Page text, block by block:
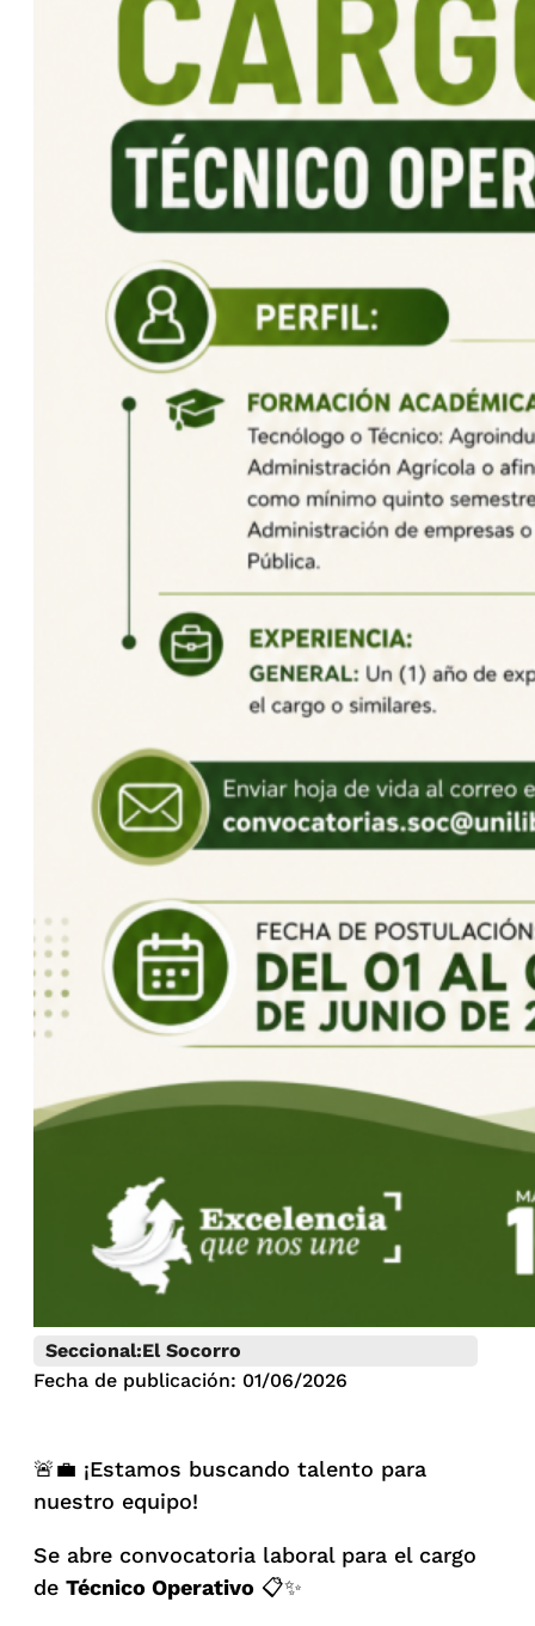
Seccional:El Socorro
Fecha de publicación: 01/06/2026
🚨💼 ¡Estamos buscando talento para
nuestro equipo!
Se abre convocatoria laboral para el cargo
de Técnico Operativo 📋✨